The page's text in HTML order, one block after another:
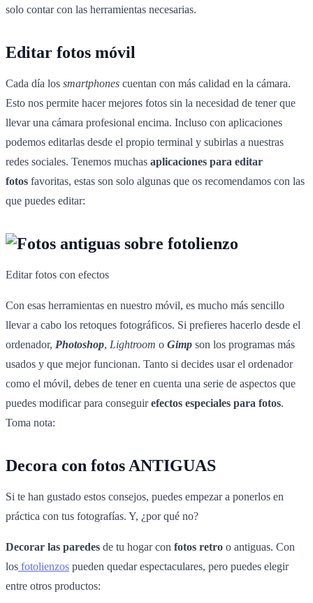
solo contar con las herramientas necesarias.
Editar fotos móvil
Cada día los smartphones cuentan con más calidad en la cámara.
Esto nos permite hacer mejores fotos sin la necesidad de tener que
llevar una cámara profesional encima. Incluso con aplicaciones
podemos editarlas desde el propio terminal y subirlas a nuestras
redes sociales. Tenemos muchas aplicaciones para editar
fotos favoritas, estas son solo algunas que os recomendamos con las
que puedes editar:
Editar fotos con efectos
Con esas herramientas en nuestro móvil, es mucho más sencillo
llevar a cabo los retoques fotográficos. Si prefieres hacerlo desde el
ordenador, Photoshop, Lightroom o Gimp son los programas más
usados y que mejor funcionan. Tanto si decides usar el ordenador
como el móvil, debes de tener en cuenta una serie de aspectos que
puedes modificar para conseguirefectos especiales para fotos.
Toma nota:
Decora con fotos ANTIGUAS
Si te han gustado estos consejos, puedes empezar a ponerlos en
práctica con tus fotografías. Y, ¿por qué no?
Decorar las paredes de tu hogar con fotos retro o antiguas. Con
los fotolienzos pueden quedar espectaculares, pero puedes elegir
entre otros productos: